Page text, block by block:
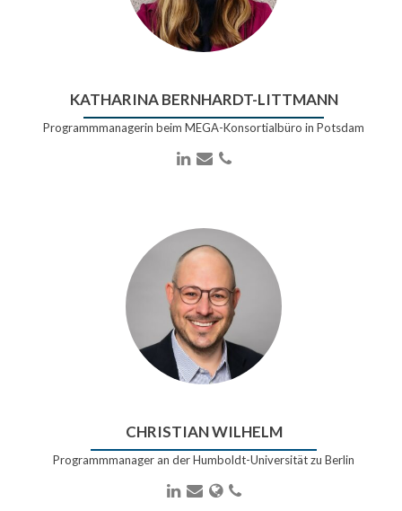
KATHARINA BERNHARDT-LITTMANN
Programmmanagerin beim MEGA-Konsortialbüro in Potsdam
LinkedIn
E-
Telefonnummer
CHRISTIAN WILHELM
Programmmanager an der Humboldt-Universität zu Berlin
LinkedIn
E-
Webseite
Telefonnummer